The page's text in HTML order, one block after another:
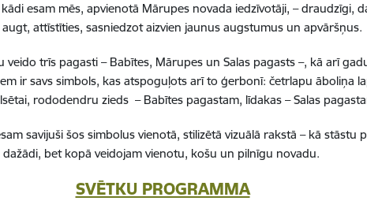
esam mēs, apvienotā Mārupes novada iedzīvotāji, – draudzīgi,
attīstīties, sasniedzot aizvien jaunus augstumus un apvāršņus.
veido trīs pagasti – Babītes, Mārupes un Salas pagasts –, kā arī
ir savs simbols, kas atspoguļots arī to ģerbonī: četrlapu āboliņa
rododendru zieds – Babītes pagastam, līdakas – Salas
savijuši šos simbolus vienotā, stilizētā vizuālā rakstā – kā stāstu
dažādi, bet kopā veidojam vienotu, košu un pilnīgu novadu.
SVĒTKU PROGRAMMA
Vai šī informācija bija noderīga?